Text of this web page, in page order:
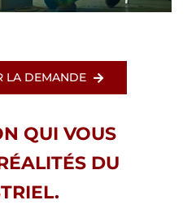
LA DEMANDE
QUI VOUS
DU